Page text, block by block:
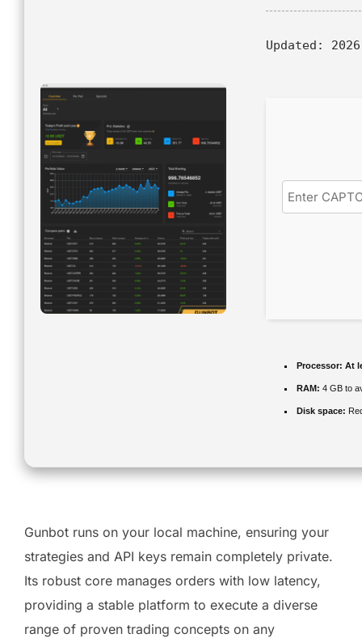
Updated:
Processor: At
RAM: 4 GB to
Disk space:
Gunbot runs on your local machine, ensuring your
strategies and API keys remain completely private.
Its robust core manages orders with low latency,
providing a stable platform to execute a diverse
range of proven trading concepts on any